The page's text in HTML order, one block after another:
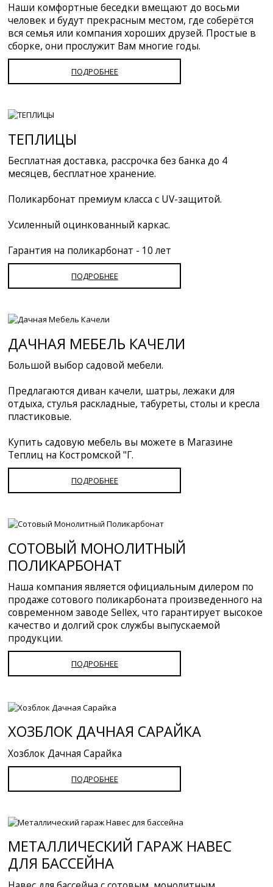
Наши комфортные беседки вмещают до восьми
человек и будут прекрасным местом, где соберётся
вся семья или компания хороших друзей. Простые в
сборке, они прослужит Вам многие годы.
ПОДРОБНЕЕ
ТЕПЛИЦЫ
Бесплатная доставка, рассрочка без банка до 4
месяцев, бесплатное хранение.
Поликарбонат премиум класса с UV-защитой.
Усиленный оцинкованный каркас.
Гарантия на поликарбонат - 10 лет
ПОДРОБНЕЕ
ДАЧНАЯ МЕБЕЛЬ КАЧЕЛИ
Большой выбор садовой мебели.
Предлагаются диван качели, шатры, лежаки для
отдыха, стулья раскладные, табуреты, столы и кресла
пластиковые.
Купить садовую мебель вы можете в Магазине
Теплиц на Костромской "Г.
ПОДРОБНЕЕ
СОТОВЫЙ МОНОЛИТНЫЙ
ПОЛИКАРБОНАТ
Наша компания является официальным дилером по
продаже сотового поликарбоната произведенного на
современном заводе Sellex, что гарантирует высокое
качество и долгий срок службы выпускаемой
продукции.
ПОДРОБНЕЕ
ХОЗБЛОК ДАЧНАЯ САРАЙКА
Хозблок Дачная Сарайка
ПОДРОБНЕЕ
МЕТАЛЛИЧЕСКИЙ ГАРАЖ НАВЕС
ДЛЯ БАССЕЙНА